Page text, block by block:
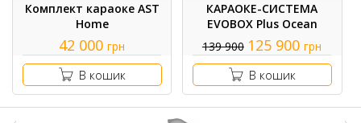
Комплект караоке AST
Home
42 000 грн
В кошик
КАРАОКЕ-СИСТЕМА
EVOBOX Plus Ocean
139 900 125 900 грн
В кошик